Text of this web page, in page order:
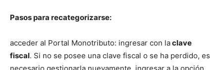
Pasos para recategorizarse:
acceder al Portal Monotributo: ingresar con laclave
fiscal. Si no se posee una clave fiscal o se ha perdido, es